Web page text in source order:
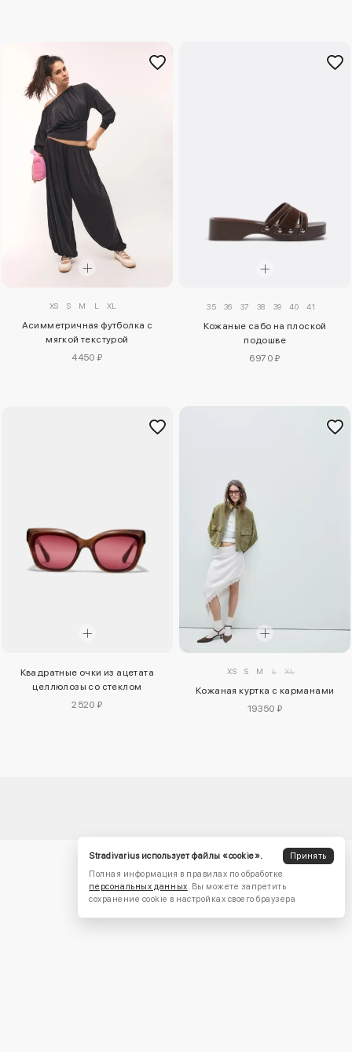
XS S M L XL
Асимметричная футболка с
мягкой текстурой
4450 ₽
35 36 37 38 39 40 41
Кожаные сабо на плоской
подошве
6970 ₽
Квадратные очки из ацетата
целлюлозы со стеклом
2520 ₽
XS S M L XL
Кожаная куртка с карманами
19350 ₽
Stradivarius использует файлы «cookie».
Принять
Полная информация в правилах по обработке
персональных данных. Вы можете запретить
сохранение cookie в настройках своего браузера